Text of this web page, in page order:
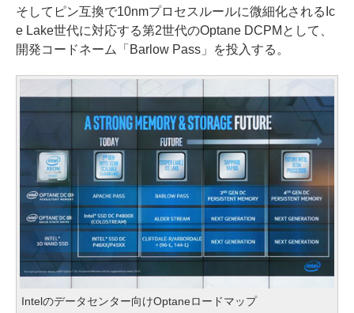
そしてピン互換で10nmプロセスルールに微細化されるIc
e Lake世代に対応する第2世代のOptane DCPMとして、
開発コードネーム「Barlow Pass」を投入する。
Intelのデータセンター向けOptaneロードマップ